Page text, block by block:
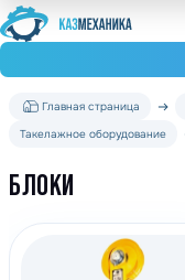
Главная страница
Такелажное оборудование
БЛОКИ